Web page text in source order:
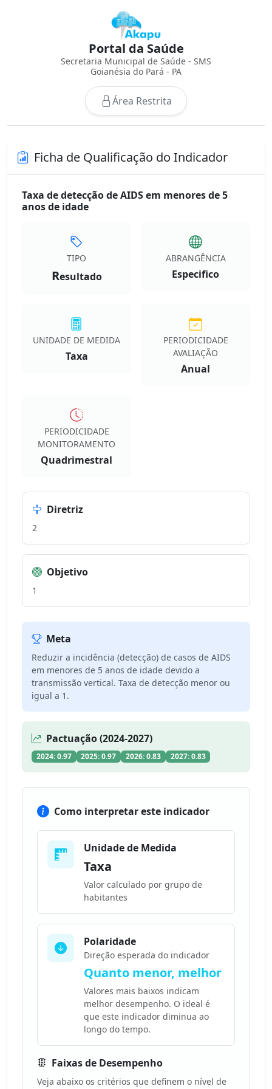
Portal da Saúde
Secretaria Municipal de Saúde - SMS
Goianésia do Pará - PA
Área Restrita
Ficha de Qualificação do Indicador
Taxa de detecção de AIDS em menores de 5
anos de idade
TIPO
Resultado
ABRANGÊNCIA
Especifico
UNIDADE DE MEDIDA
Taxa
PERIODICIDADE
AVALIAÇÃO
Anual
PERIODICIDADE
MONITORAMENTO
Quadrimestral
Diretriz
2
Objetivo
1
Meta
Reduzir a incidência (detecção) de casos de AIDS
em menores de 5 anos de idade devido a
transmissão vertical. Taxa de detecção menor ou
igual a 1.
Pactuação (2024-2027)
2024: 0.97 2025: 0.97 2026: 0.83 2027: 0.83
Como interpretar este indicador
Unidade de Medida
Taxa
Valor calculado por grupo de
habitantes
Polaridade
Direção esperada do indicador
Quanto menor, melhor
Valores mais baixos indicam
melhor desempenho. O ideal é
que este indicador diminua ao
longo do tempo.
Faixas de Desempenho
Veja abaixo os critérios que definem o nível de